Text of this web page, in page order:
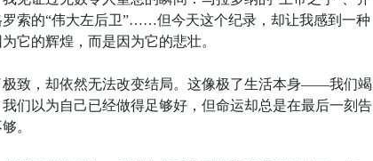
索的“伟大左后卫”……但今天这个纪录，却让我感到一种
它的辉煌，而是因为它的悲壮。
极致，却依然无法改变结局。这像极了生活本身——我们竭
们以为自己已经做得足够好，但命运却总是在最后一刻告
。